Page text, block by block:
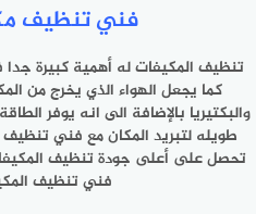
فني تنظيف
تنظيف المكيفات له أهمية كبيرة
كما يجعل الهواء الذي يخرج من
والبكتيريا بالإضافة الى انه يوفر
طويله لتبريد المكان مع فني تنظيف
تحصل على أعلى جودة تنظيف
فني تنظيف